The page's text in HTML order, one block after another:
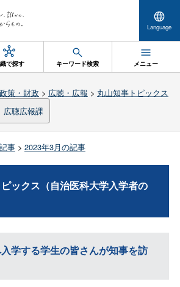
Language
で探す キーワード検索 メニュー
政策・財政 > 広聴・広報 > 丸山知事トピックス
広聴広報課
事> 2023年3月の記事
ックス（自治医科大学入学者の
学する学生の皆さんが知事を訪